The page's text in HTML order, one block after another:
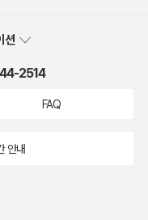
션
2514
FAQ
안내